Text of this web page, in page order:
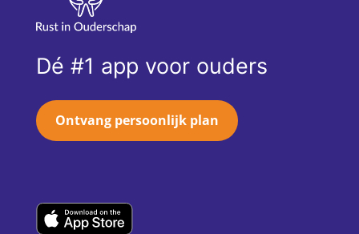
Dé #1 app voor ouders
Ontvang persoonlijk plan